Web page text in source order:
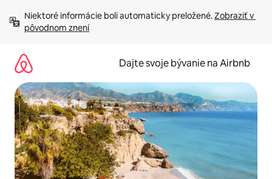
obsah.
Niektoré informácie boli automaticky preložené. Zobraziť v
pôvodnom znení
Dajte svoje bývanie na Airbnb